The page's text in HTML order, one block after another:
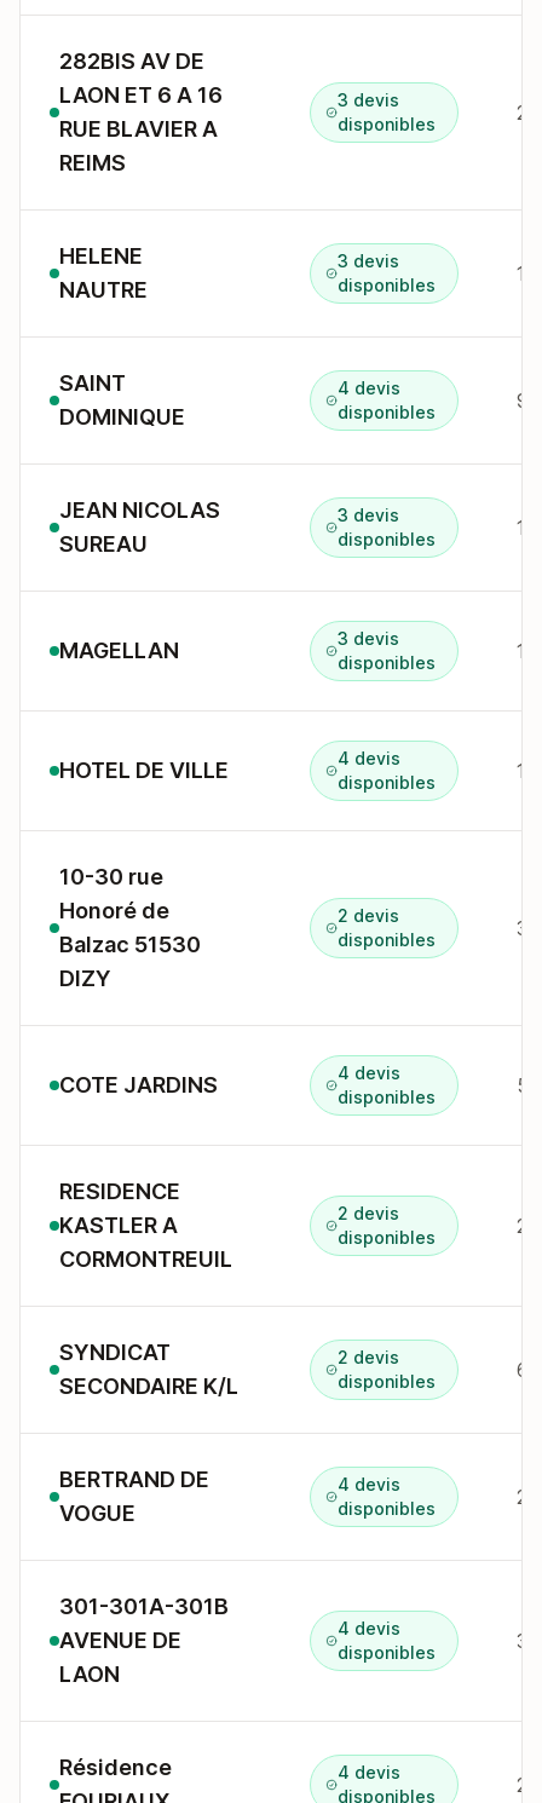
282BIS AV DE
LAON ET 6 A 16
RUE BLAVIER A
REIMS
3 devis
disponibles
HELENE
NAUTRE
3 devis
disponibles
1
SAINT
DOMINIQUE
4 devis
disponibles
JEAN NICOLAS
SUREAU
3 devis
disponibles
1
MAGELLAN
3 devis
disponibles
1
HOTEL DE VILLE
4 devis
disponibles
10-30 rue
Honoré de
Balzac 51530
DIZY
2 devis
disponibles
COTE JARDINS
4 devis
disponibles
RESIDENCE
KASTLER A
CORMONTREUIL
2 devis
disponibles
2
SYNDICAT
SECONDAIRE K/L
2 devis
disponibles
BERTRAND DE
VOGUE
4 devis
disponibles
2-
301-301A-301B
AVENUE DE
LAON
4 devis
disponibles
Résidence
4 devis
disponibles